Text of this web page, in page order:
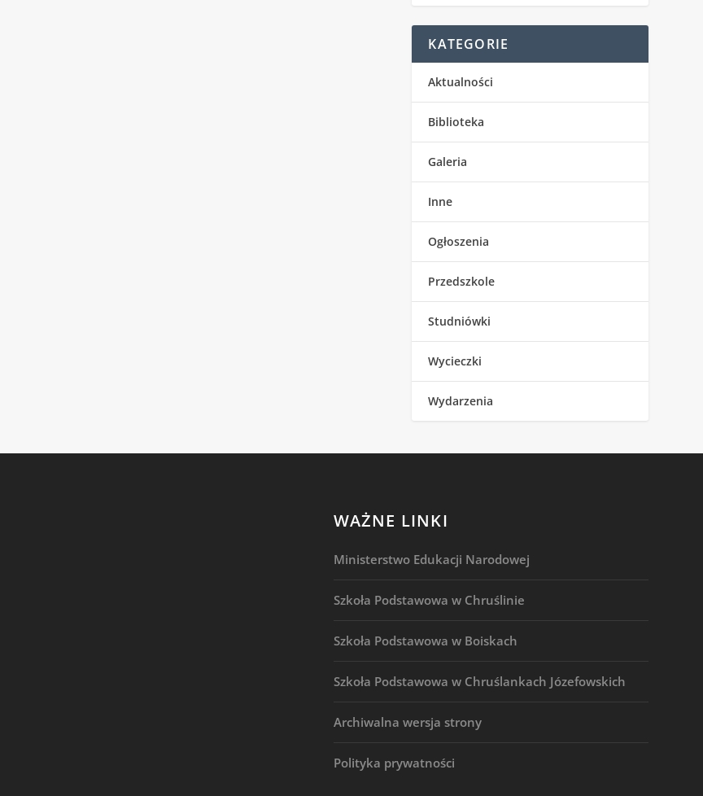
KATEGORIE
Aktualności
Biblioteka
Galeria
Inne
Ogłoszenia
Przedszkole
Studniówki
Wycieczki
Wydarzenia
WAŻNE LINKI
Ministerstwo Edukacji Narodowej
Szkoła Podstawowa w Chruślinie
Szkoła Podstawowa w Boiskach
Szkoła Podstawowa w Chruślankach Józefowskich
Archiwalna wersja strony
Polityka prywatności